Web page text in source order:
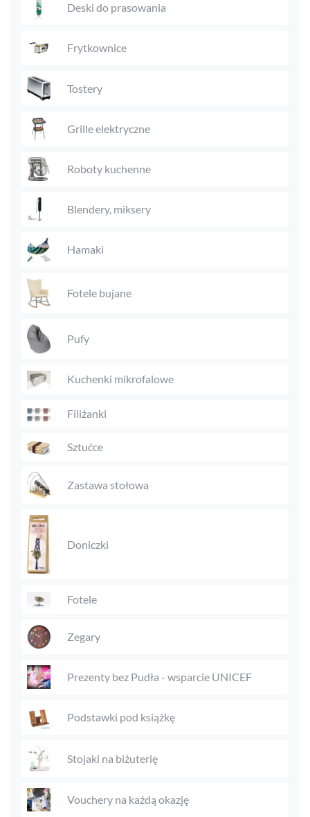
Deski do prasowania
Frytkownice
Tostery
Grille elektryczne
Roboty kuchenne
Blendery, miksery
Hamaki
Fotele bujane
Pufy
Kuchenki mikrofalowe
Filiżanki
Sztućce
Zastawa stołowa
Doniczki
Fotele
Zegary
Prezenty bez Pudła - wsparcie UNICEF
Podstawki pod książkę
Stojaki na biżuterię
Vouchery na każdą okazję